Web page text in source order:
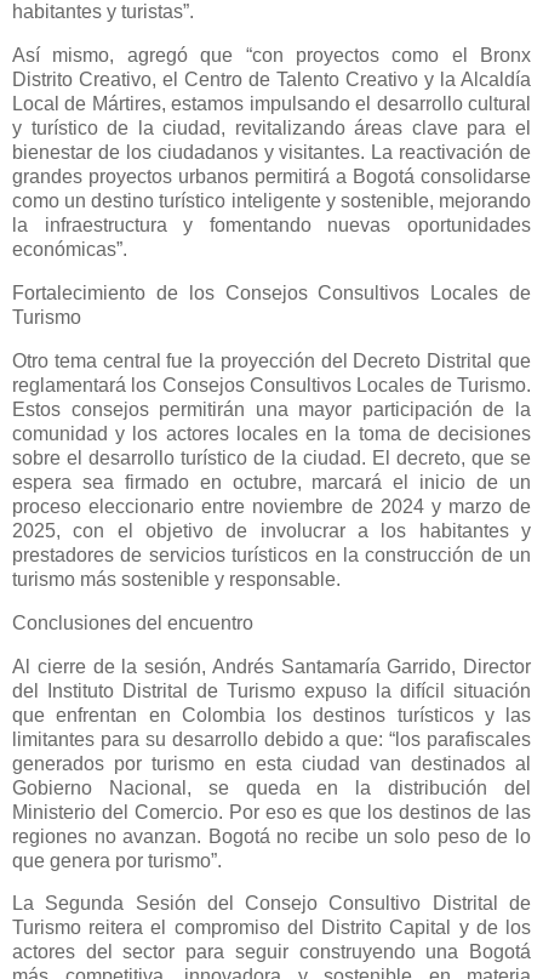
habitantes y turistas”.
Así mismo, agregó que “con proyectos como el Bronx
Distrito Creativo, el Centro de Talento Creativo y la Alcaldía
Local de Mártires, estamos impulsando el desarrollo cultural
y turístico de la ciudad, revitalizando áreas clave para el
bienestar de los ciudadanos y visitantes. La reactivación de
grandes proyectos urbanos permitirá a Bogotá consolidarse
como un destino turístico inteligente y sostenible, mejorando
la infraestructura y fomentando nuevas oportunidades
económicas”.
Fortalecimiento de los Consejos Consultivos Locales de
Turismo
Otro tema central fue la proyección del Decreto Distrital que
reglamentará los Consejos Consultivos Locales de Turismo.
Estos consejos permitirán una mayor participación de la
comunidad y los actores locales en la toma de decisiones
sobre el desarrollo turístico de la ciudad. El decreto, que se
espera sea firmado en octubre, marcará el inicio de un
proceso eleccionario entre noviembre de 2024 y marzo de
2025, con el objetivo de involucrar a los habitantes y
prestadores de servicios turísticos en la construcción de un
turismo más sostenible y responsable.
Conclusiones del encuentro
Al cierre de la sesión, Andrés Santamaría Garrido, Director
del Instituto Distrital de Turismo expuso la difícil situación
que enfrentan en Colombia los destinos turísticos y las
limitantes para su desarrollo debido a que: “los parafiscales
generados por turismo en esta ciudad van destinados al
Gobierno Nacional, se queda en la distribución del
Ministerio del Comercio. Por eso es que los destinos de las
regiones no avanzan. Bogotá no recibe un solo peso de lo
que genera por turismo”.
La Segunda Sesión del Consejo Consultivo Distrital de
Turismo reitera el compromiso del Distrito Capital y de los
actores del sector para seguir construyendo una Bogotá